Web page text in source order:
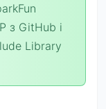
з GitHub і
Library